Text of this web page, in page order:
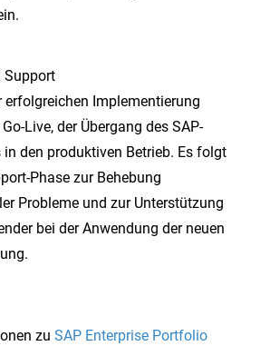
Support
erfolgreichen Implementierung
Live, der Übergang des SAP-
in den produktiven Betrieb. Es folgt
Phase zur Behebung
Probleme und zur Unterstützung
bei der Anwendung der neuen
zu SAP Enterprise Portfolio